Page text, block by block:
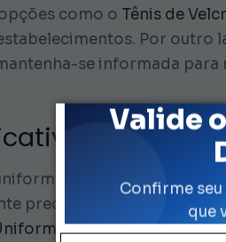
Valide
Confirme
que
como o Tênis de
Por outro
se informada
para
costumam pesar
precisa. Sugerimos
Escolarapresenta